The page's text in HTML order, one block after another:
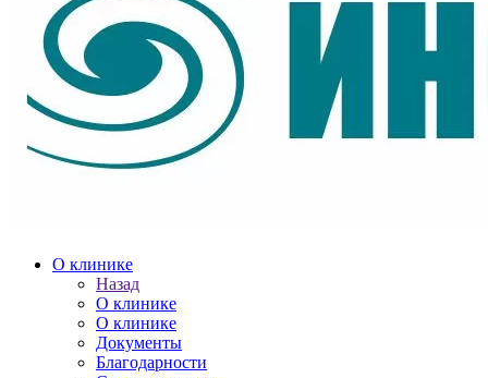
О клинике
Назад
О клинике
О клинике
Документы
Благодарности